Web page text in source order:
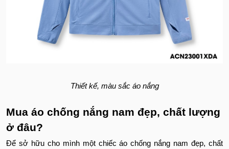
Thiết kế, màu sắc áo nắng
Mua áo chống nắng nam đẹp, chất lượng
ở đâu?
Để sở hữu cho mình một chiếc áo chống nắng nam đẹp, chất